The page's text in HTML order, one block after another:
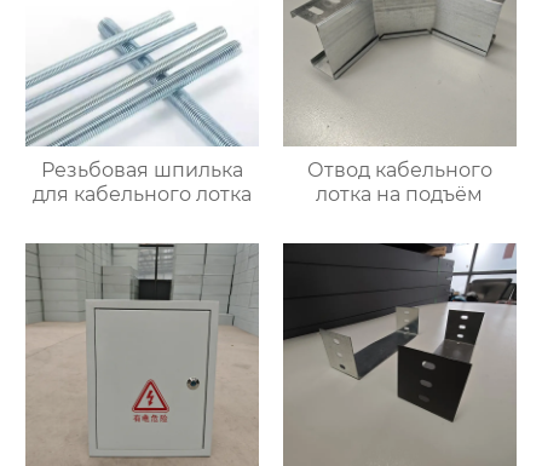
Резьбовая шпилька
для кабельного лотка
Отвод кабельного
лотка на подъём